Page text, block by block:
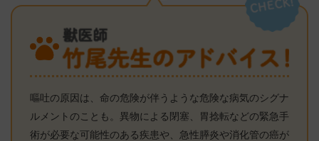
嘔吐の原因は、命の危険が伴うような危険な病気のシグナ
ルメントのことも。異物による閉塞、胃捻転などの緊急手
術が必要な可能性のある疾患や、急性膵炎や消化管の癌が